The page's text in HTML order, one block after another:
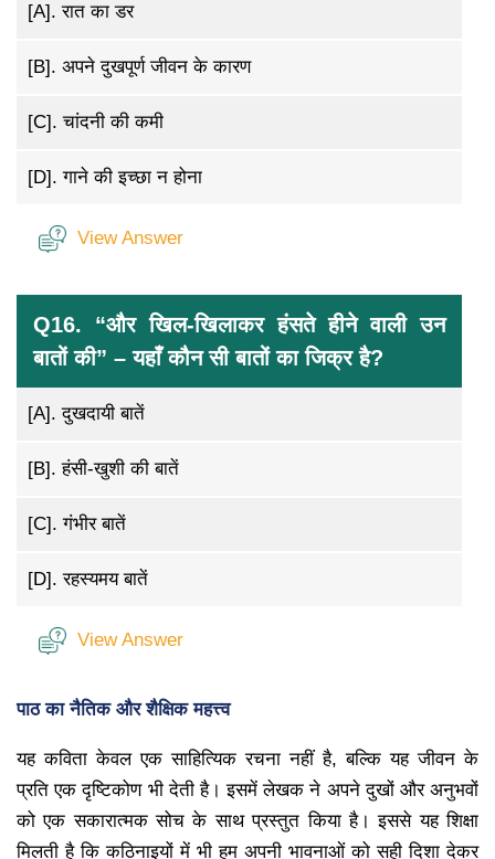
[A].रात का डर
[B]. अपने दुखपूर्ण जीवन के कारण
[C].चांदनी की कमी
[D].गाने की इच्छा न होना
View Answer
Q16. “और खिल-खिलाकर हंसते हीने वाली उन
बातों की” – यहाँ कौन सी बातों का जिक्र है?
[A].दुखदायी बातें
[B].हंसी-खुशी की बातें
[C].गंभीर बातें
[D].रहस्यमय बातें
View Answer
पाठ का नैतिक और शैक्षिक महत्त्व
यह कविता केवल एक साहित्यिक रचना नहीं है, बल्कि यह जीवन के
प्रति एक दृष्टिकोण भी देती है। इसमें लेखक ने अपने दुखों और अनुभवों
को एक सकारात्मक सोच के साथ प्रस्तुत किया है। इससे यह शिक्षा
मिलती है कि कठिनाइयों में भी हम अपनी भावनाओं को सही दिशा देकर